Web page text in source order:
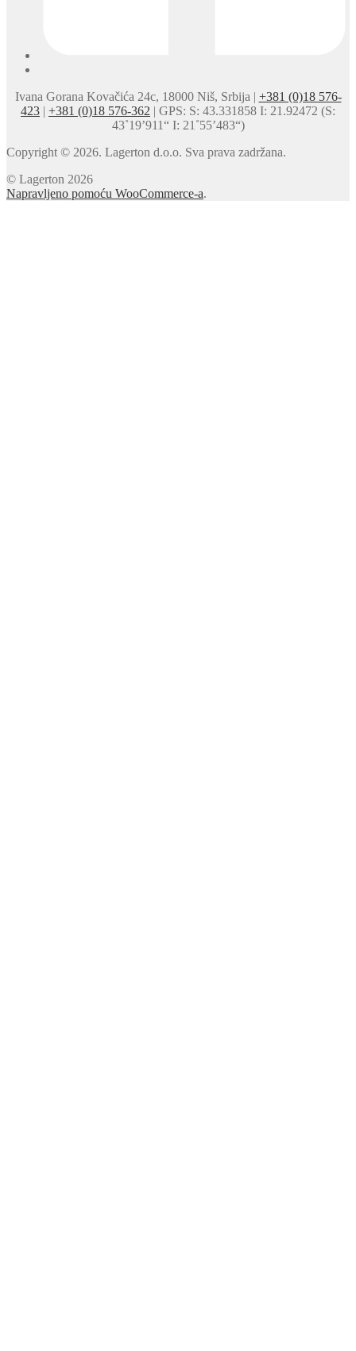
Ivana Gorana Kovačića 24c, 18000 Niš, Srbija | +381 (0)18 576-
423
+381 (0)18 576-362 | GPS: S: 43.331858 I: 21.92472 (S:
43˚19’911“ I: 21˚55’483“)
Copyright © 2026. Lagerton d.o.o. Sva prava zadržana.
© Lagerton 2026
Napravljeno pomoću WooCommerce-a.